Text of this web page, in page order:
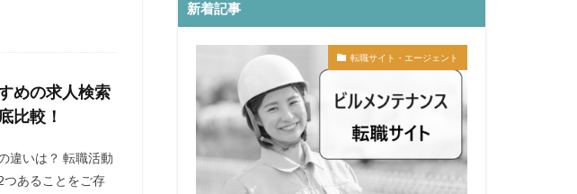
めの求人検索
比較！
違いは？ 転職活動
あることをご存
新着記事
転職サイト・エージェント